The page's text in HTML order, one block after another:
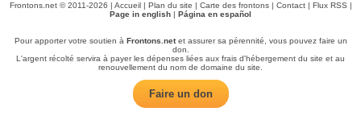
Frontons.net © 2011-2026 | Accueil| Plan du site | Carte des frontons| Contact| Flux RSS |
Page in english | Página en español
Pour apporter votre soutien à Frontons.netet assurer sa pérennité, vous pouvez faire un
don.
L'argent récolté servira à payer les dépenses liées aux frais d'hébergement du site et au
renouvellement du nom de domaine du site.
Faire un don